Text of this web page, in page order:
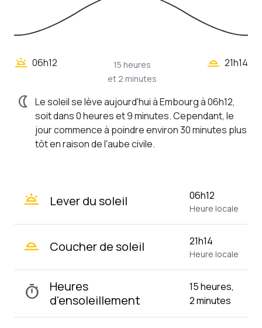
wb_twilight 06h12
15 heures
et 2 minutes
wb_twilight_2 21h14
nightlight Le soleil se lève aujourd'hui à Embourg à 06h12,
soit dans 0 heures et 9 minutes. Cependant, le
jour commence à poindre environ 30 minutes plus
tôt en raison de l'aube civile.
wb_twilight Lever du soleil 06h12
Heure locale
wb_twilight_2 Coucher de soleil 21h14
Heure locale
timer
Heures
d'ensoleillement
15 heures,
2 minutes